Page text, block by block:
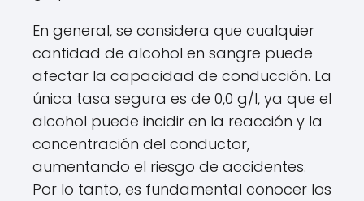
En general, se considera que cualquier
cantidad de alcohol en sangre puede
afectar la capacidad de conducción. La
única tasa segura es de 0,0 g/l, ya que el
alcohol puede incidir en la reacción y la
concentración del conductor,
aumentando el riesgo de accidentes.
Por lo tanto, es fundamental conocer los